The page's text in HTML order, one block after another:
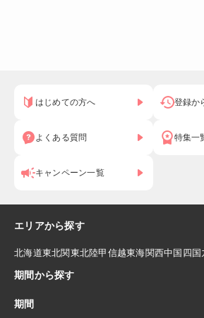
はじめての方へ 登録か
よくある質問 特集一
キャンペーン一覧
エリアから探す
北海道東北関東北陸甲信越東海関西中国 四国
期間から探す
期間